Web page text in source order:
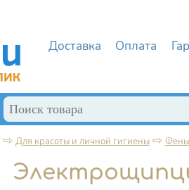
Доставка Оплата
Форма поиска
Поиск
⇨ Для красоты и личной гигиены⇨